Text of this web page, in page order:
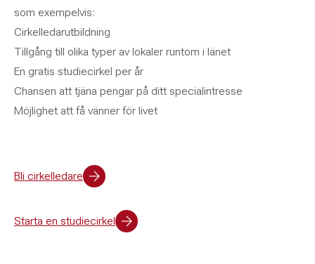
som exempelvis:
Cirkelledarutbildning
Tillgång till olika typer av lokaler runtom i länet
En gratis studiecirkel per år
Chansen att tjäna pengar på ditt specialintresse
Möjlighet att få vänner för livet
Bli cirkelledare
Starta en studiecirkel